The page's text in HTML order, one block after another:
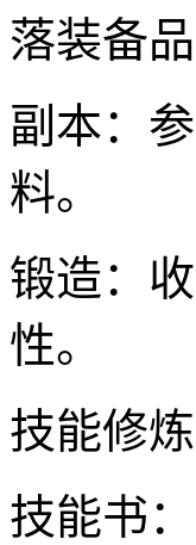
落装备品
副本：
料。
锻造：
性。
技能修炼
技能书